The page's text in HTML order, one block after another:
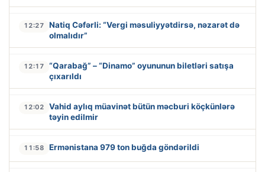
12:27
Natiq Cəfərli: “Vergi məsuliyyətdirsə, nəzarət də
olmalıdır”
12:17
“Qarabağ” – “Dinamo” oyununun biletləri satışa
çıxarıldı
12:02
Vahid aylıq müavinət bütün məcburi köçkünlərə
təyin edilmir
11:58 Ermənistana 979 ton buğda göndərildi